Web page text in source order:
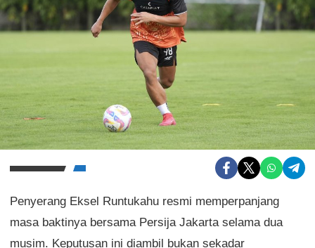
Penyerang Eksel Runtukahu resmi memperpanjang
masa baktinya bersama Persija Jakarta selama dua
musim. Keputusan ini diambil bukan sekadar